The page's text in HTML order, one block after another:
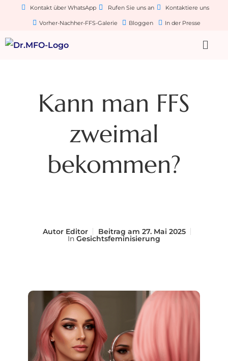
Kontakt über WhatsApp Rufen Sie uns an Kontaktiere uns
Vorher-Nachher-FFS-Galerie Bloggen In der Presse
Kann man FFS
zweimal
bekommen?
AutorEditor Beitrag am 27. Mai 2025
In Gesichtsfeminisierung